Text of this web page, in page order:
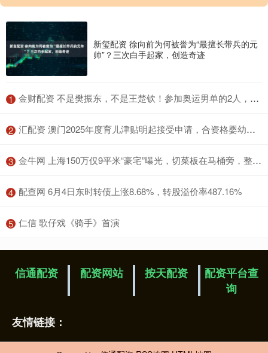
新玺配资 徐向前为何被誉为“最擅长带兵的元
帅”？三次白手起家，创造奇迹
1 ​金财配资 不是樊振东，不是王楚钦！参加奥运男单的2人，或许已经悄然换人
2 ​汇配资 澳门2025年度育儿津贴明起接受申请，合资格婴幼儿每年可获18万澳门元津贴_一户通_文件_相关
3 ​金牛网 上海150万仅9平米“豪宅”曝光，切菜板在马桶旁，整屋装修才2800
4 ​配查网 6月4日东时转债上涨8.68%，转股溢价率487.16%
5 ​仁信 歌仔戏《骑手》首演
信通配资 配资网站 按天配资
配资平台查
询
友情链接：